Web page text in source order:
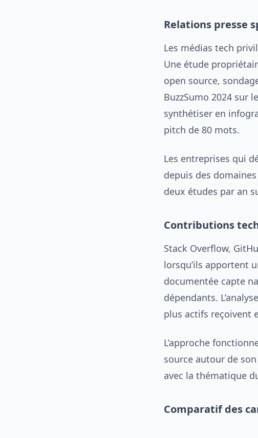
Relations presse
Les médias tech
Une étude
open source,
BuzzSumo 2024 sur
synthétiser en
pitch de 80 mots.
Les entreprises qui
depuis des
deux études par an
Contributions
Stack Overflow,
lorsqu’ils apportent
documentée capte
dépendants.
plus actifs reçoivent
L’approche
source autour de
avec la thématique
Comparatif des